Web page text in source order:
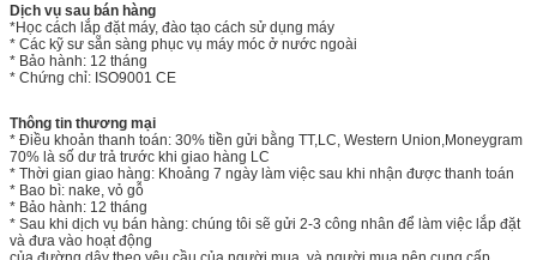
Dịch vụ sau bán hàng
*Học cách lắp đặt máy, đào tạo cách sử dụng máy
* Các kỹ sư sẵn sàng phục vụ máy móc ở nước ngoài
* Bảo hành: 12 tháng
* Chứng chỉ: ISO9001 CE
Thông tin thương mại
* Điều khoản thanh toán: 30% tiền gửi bằng TT,LC, Western Union,Moneygram
70% là số dư trả trước khi giao hàng LC
* Thời gian giao hàng: Khoảng 7 ngày làm việc sau khi nhận được thanh toán
* Bao bì: nake, vỏ gỗ
* Bảo hành: 12 tháng
* Sau khi dịch vụ bán hàng: chúng tôi sẽ gửi 2-3 công nhân để làm việc lắp đặt
và đưa vào hoạt động